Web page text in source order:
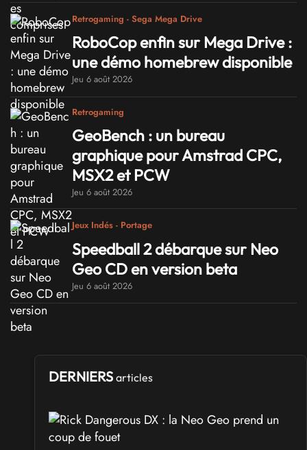
Retrogaming - Sega Mega Drive
RoboCop enfin sur Mega Drive :
une démo homebrew disponible
Jeu 6 août 2026
Retrogaming
GeoBench : un bureau
graphique pour Amstrad CPC,
MSX2 et PCW
Jeu 6 août 2026
Jeux Indés - Portage
Speedball 2 débarque sur Neo
Geo CD en version beta
Jeu 6 août 2026
DERNIERS articles